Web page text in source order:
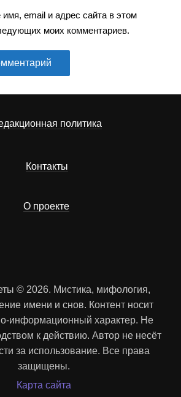
email и адрес сайта в этом
моих комментариев.
политика
Контакты
О проекте
© 2026. Мистика, мифология,
имени и снов. Контент носит
информационный характер. Не
к действию. Автор не несёт
за использование. Все права
защищены.
Карта сайта